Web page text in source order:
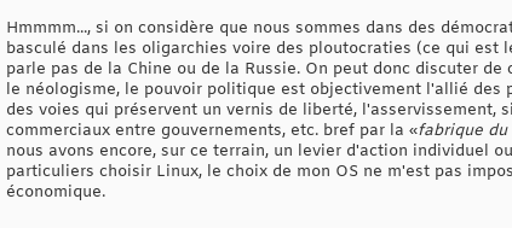
Hmmmm..., si on considère que nous sommes dans des
basculé dans les oligarchies voire des ploutocraties (ce qui
parle pas de la Chine ou de la Russie. On peut donc discuter de
le néologisme, le pouvoir politique est objectivement l'allié des
des voies qui préservent un vernis de liberté,
commerciaux entre gouvernements, etc. bref par la «fabrique
nous avons encore, sur ce terrain, un levier d'action individuel
particuliers choisir Linux, le choix de mon OS ne m'est pas
économique.